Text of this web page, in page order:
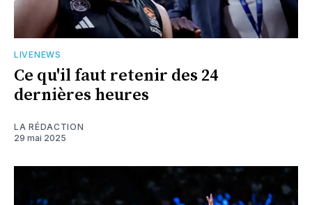
LIVENEWS
Ce qu'il faut retenir des 24
dernières heures
LA RÉDACTION
29 mai 2025